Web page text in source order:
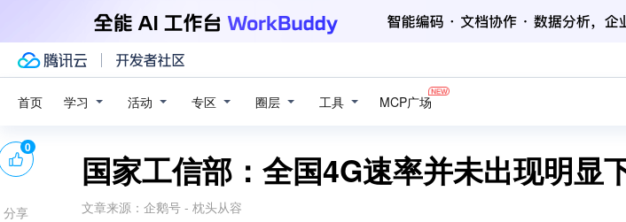
首页 学习 活动 专区 圈层 工具 MCP广场
国家工信部：全国4G速率并未出现明显
文章来源： 企鹅号 - 枕头从容
0
分享